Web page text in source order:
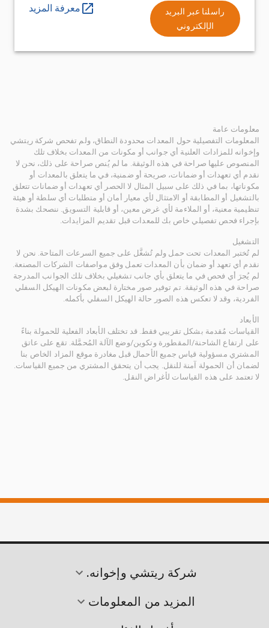
راسلنا عبر البريد
الإلكتروني
معرفة المزيد
معلومات عامة
المعلومات التفصيلية حول المعدات محدودة النطاق، ولم تفحص شركة ريتشي
وإخوانه للمزادات العلنية أي جوانب أو مكونات من المعدات بخلاف تلك
المنصوص عليها صراحة في هذه الوثيقة. ما لم يُنص صراحة على ذلك، نحن لا
نقدم أي تعهدات أو ضمانات، صريحة أو ضمنية، في ما يتعلق بالمعدات أو
مكوناتها، بما في ذلك على سبيل المثال لا الحصر أي تعهدات أو ضمانات تتعلق
بالتشغيل أو المطابقة أو الامتثال لأي معيار أمان أو متطلبات أي سلطة أو هيئة
تنظيمية معنية، أو الملاءمة لأي غرض معين، أو قابلية التسويق. ننصحك بشدة
بإجراء فحص تفصيلي خاص بك للمعدات قبل تقديم المزايدات.
التشغيل
لم تُختبر المعدات تحت حمل ولم تُشغَّل على جميع السرعات المتاحة. نحن لا
نقدم أي تعهد أو ضمان بأن المعدات تعمل وفق مواصفات الشركات المصنعة.
لم يُجرَ أي فحص في ما يتعلق بأي جانب تشغيلي بخلاف تلك الجوانب المدرجة
صراحة في هذه الوثيقة. تم توفير صور مختارة لبعض مكونات الهيكل السفلي
الفردية، وقد لا تعكس هذه الصور حالة الهيكل السفلي بأكمله.
الأبعاد
القياسات مُقدمة بشكل تقريبي فقط. قد تختلف الأبعاد الفعلية للحمولة بناءً
على ارتفاع الشاحنة/المقطورة وتكوين/وضع الآلة المُحمَّلة. تقع على عاتق
المشتري مسؤولية قياس جميع الأحمال قبل مغادرة موقع المزاد الخاص بنا
لضمان أن الحمولة آمنة للنقل. يجب أن يتحقق المشتري من جميع القياسات.
لا تعتمد على هذه القياسات لأغراض النقل.
شركة ريتشي وإخوانه.
المزيد من المعلومات